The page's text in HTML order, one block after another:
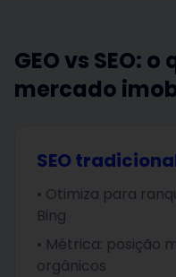
GEO vs SEO:
mercado
SEO
• Otimiza para
Bing
• Métrica: posição
orgânicos